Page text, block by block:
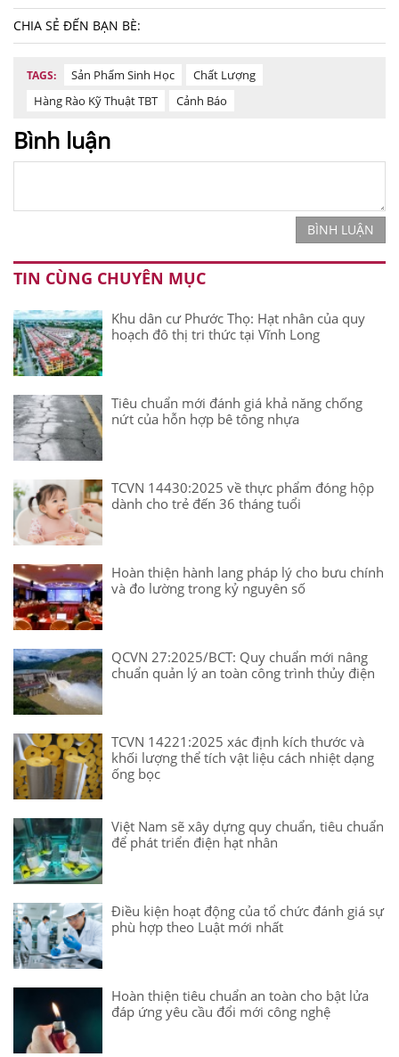
CHIA SẺ ĐẾN BẠN BÈ:
TAGS: Sản Phẩm Sinh Học
Chất Lượng
Hàng Rào Kỹ Thuật TBT
Cảnh Báo
Bình luận
BÌNH LUẬN
TIN CÙNG CHUYÊN MỤC
Khu dân cư Phước Thọ: Hạt nhân của quy
hoạch đô thị tri thức tại Vĩnh Long
Tiêu chuẩn mới đánh giá khả năng chống
nứt của hỗn hợp bê tông nhựa
TCVN 14430:2025 về thực phẩm đóng hộp
dành cho trẻ đến 36 tháng tuổi
Hoàn thiện hành lang pháp lý cho bưu chính
và đo lường trong kỷ nguyên số
QCVN 27:2025/BCT: Quy chuẩn mới nâng
chuẩn quản lý an toàn công trình thủy điện
TCVN 14221:2025 xác định kích thước và
khối lượng thể tích vật liệu cách nhiệt dạng
ống bọc
Việt Nam sẽ xây dựng quy chuẩn, tiêu chuẩn
để phát triển điện hạt nhân
Điều kiện hoạt động của tổ chức đánh giá sự
phù hợp theo Luật mới nhất
Hoàn thiện tiêu chuẩn an toàn cho bật lửa
đáp ứng yêu cầu đổi mới công nghệ